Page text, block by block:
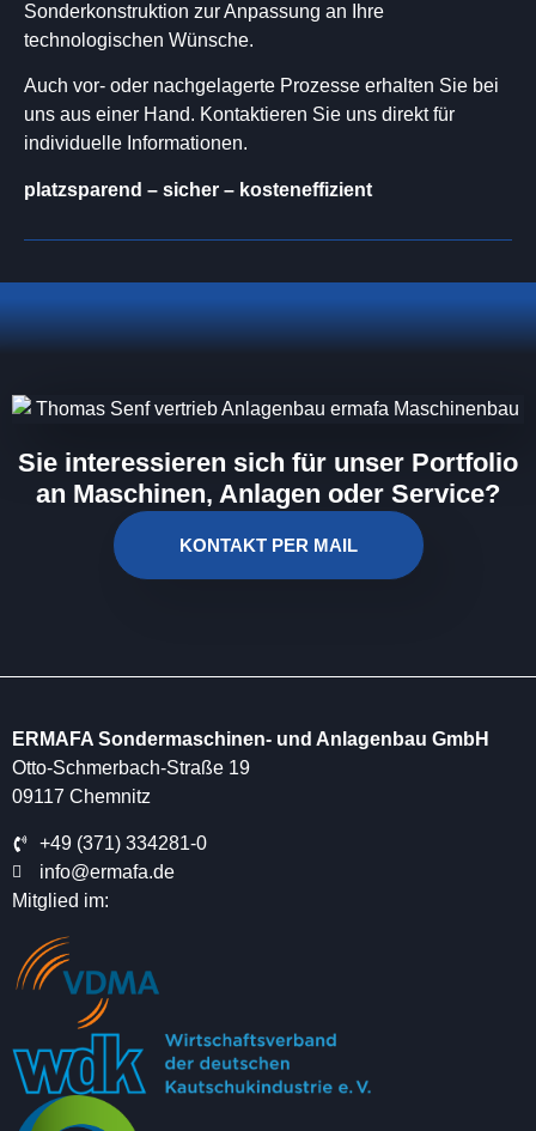
Sonderkonstruktion zur Anpassung an Ihre
technologischen Wünsche.
Auch vor- oder nachgelagerte Prozesse erhalten Sie bei
uns aus einer Hand. Kontaktieren Sie uns direkt für
individuelle Informationen.
platzsparend – sicher – kosteneffizient
Sie interessieren sich für unser Portfolio
an Maschinen, Anlagen oder Service?
KONTAKT PER MAIL
ERMAFA Sondermaschinen- und Anlagenbau GmbH
Otto-Schmerbach-Straße 19
09117 Chemnitz
+49 (371) 334281-0
info@ermafa.de
Mitglied im: